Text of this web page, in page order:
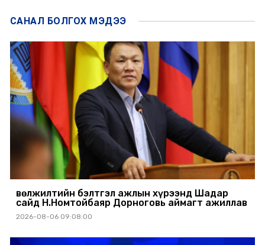
САНАЛ БОЛГОХ МЭДЭЭ
Өвөлжилтийн бэлтгэл ажлын хүрээнд Шадар
сайд Н.Номтойбаяр Дорноговь аймагт ажиллав
2026-08-06 09:08:00